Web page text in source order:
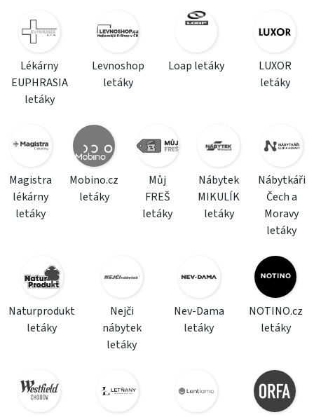
Lékárny
EUPHRASIA
letáky
Levnoshop
letáky
Loap letáky
LUXOR
letáky
Magistra
lékárny
letáky
Mobino.cz
letáky
Můj
FREŠ
letáky
Nábytek
MIKULÍK
letáky
Nábytkáři
Čech a
Moravy
letáky
Naturprodukt
letáky
Nejči
nábytek
letáky
Nev-Dama
letáky
NOTINO.cz
letáky